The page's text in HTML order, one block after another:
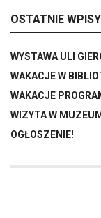
OSTATNIE WPISY
WYSTAWA ULI
WAKACJE W
WAKACJE
WIZYTA W
OGŁOSZENIE!